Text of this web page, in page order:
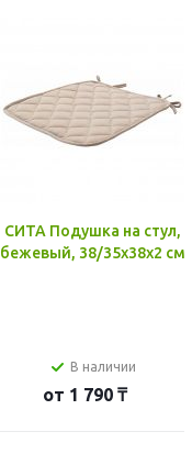
СИТА Подушка на стул,
бежевый, 38/35x38x2 см
В наличии
от 1 790 ₸